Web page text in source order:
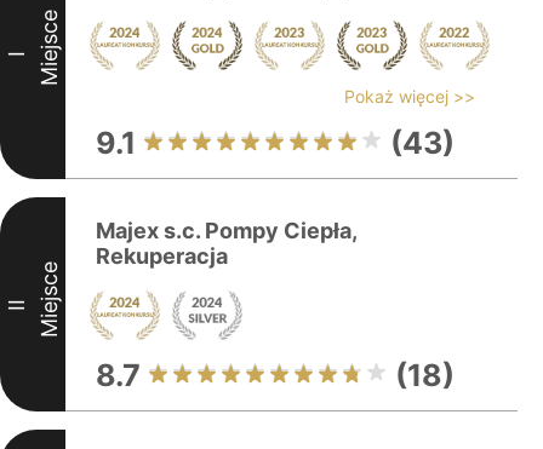
I Miejsce
Pokaż więcej >>
9.1 (43)
II Miejsce
Majex s.c. Pompy Ciepła,
Rekuperacja
8.7 (18)